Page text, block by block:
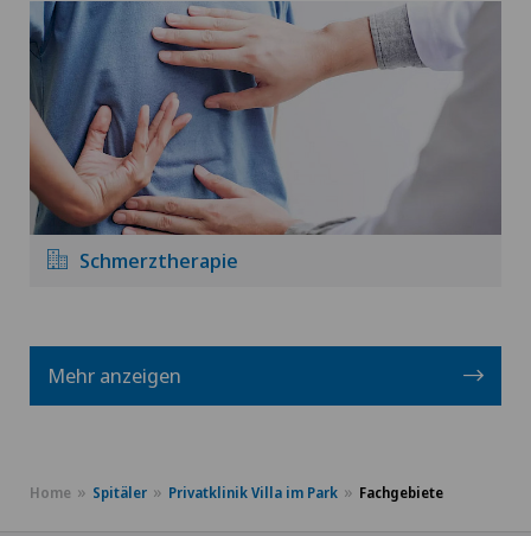
Schmerztherapie
Mehr anzeigen
Home Spitäler Privatklinik Villa im Park Fachgebiete